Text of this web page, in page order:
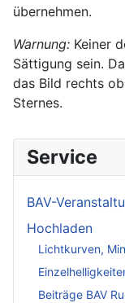
übernehmen.
Warnung: Keiner
Sättigung sein.
das Bild rechts
Sternes.
Service
BAV-
Hochladen
Lichtkurven,
Beiträge BAV